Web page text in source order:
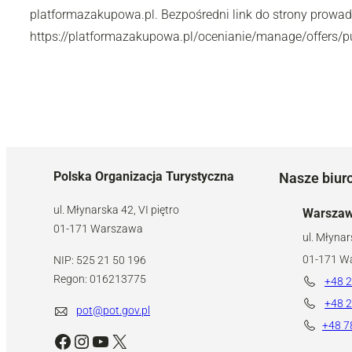
platformazakupowa.pl. Bezpośredni link do strony
https://platformazakupowa.pl/ocenianie/manage/offers/
Polska Organizacja Turystyczna
ul. Młynarska 42, VI piętro
01-171 Warszawa
NIP: 525 21 50 196
Regon: 016213775
pot@pot.gov.pl
Facebook Instagram YouTube X
Nasze
ul.
01-171
+48
+48
+48